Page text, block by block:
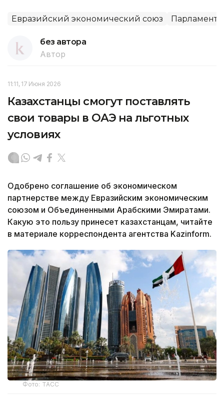
Евразийский экономический союз Парламент
без автора
Автор
11:11, 17 Июня 2026
Казахстанцы смогут поставлять
свои товары в ОАЭ на льготных
условиях
Одобрено соглашение об экономическом
партнерстве между Евразийским экономическим
союзом и Объединенными Арабскими Эмиратами.
Какую это пользу принесет казахстанцам, читайте
в материале корреспондента агентства Kazinform.
Фото: ТАСС